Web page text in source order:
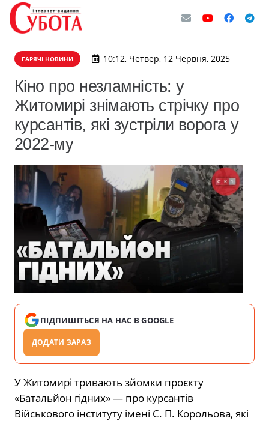
ГАРЯЧІ НОВИНИ 10:12, Четвер, 12 Червня, 2025
Кіно про незламність: у
Житомирі знімають стрічку про
курсантів, які зустріли ворога у
2022-му
ПІДПИШІТЬСЯ НА НАС В GOOGLE
ДОДАТИ ЗАРАЗ
У Житомирі тривають зйомки проєкту
«Батальйон гідних» — про курсантів
Військового інституту імені С. П. Корольова, які